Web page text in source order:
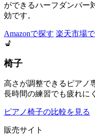
ができるハーフダンパー
効です。
Amazonで探す 楽天市場
💺
椅子
高さが調整できるピアノ
長時間の練習でも疲れに
ピアノ椅子の比較を見る
販売サイト